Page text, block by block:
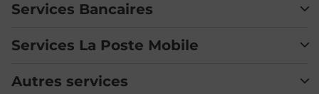
Services Bancaires
Services La Poste Mobile
Autres services